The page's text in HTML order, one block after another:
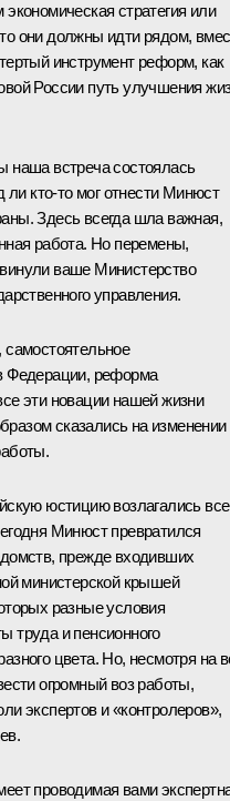
стратегия или
они должны идти рядом,
инструмент реформ, как
России путь улучшения
наша встреча состоялась
ли кто‑то мог отнести Минюст
Здесь всегда шла важная,
работа. Но перемены,
ваше Министерство
управления.
самостоятельное
Федерации, реформа
эти новации нашей жизни
сказались на изменении
юстицию возлагались все
Минюст превратился
прежде входивших
министерской крышей
разные условия
труда и пенсионного
цвета. Но, несмотря на
огромный воз работы,
экспертов и «контролеров»,
проводимая вами